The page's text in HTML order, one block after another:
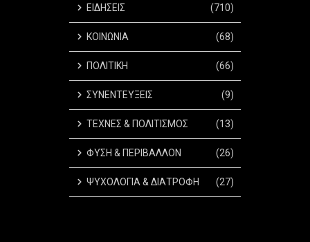
ΕΙΔΗΣΕΙΣ (710)
ΚΟΙΝΩΝΙΑ (68)
ΠΟΛΙΤΙΚΗ (66)
ΣΥΝΕΝΤΕΥΞΕΙΣ (9)
ΤΕΧΝΕΣ & ΠΟΛΙΤΙΣΜΟΣ (13)
ΦΥΣΗ & ΠΕΡΙΒΑΛΛΟΝ (26)
ΨΥΧΟΛΟΓΙΑ & ΔΙΑΤΡΟΦΗ (27)